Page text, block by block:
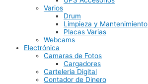
Varios
Drum
Limpieza y Mantenimiento
Placas Varias
Webcams
Electrónica
Camaras de Fotos
Cargadores
Carteleria Digital
Contador de Dinero